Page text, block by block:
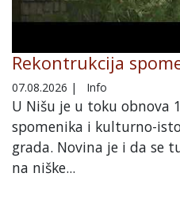
Rekontrukcija
07.08.2026 | Info
U Nišu je u toku obnova
spomenika i kulturno-
grada. Novina je i da se
na niške...